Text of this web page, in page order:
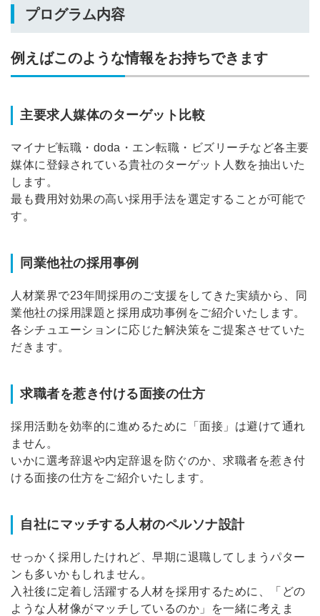
プログラム内容
例えばこのような情報をお持ちできます
主要求人媒体のターゲット比較
マイナビ転職・doda・エン転職・ビズリーチなど各主要
媒体に登録されている貴社のターゲット人数を抽出いた
します。
最も費用対効果の高い採用手法を選定することが可能で
す。
同業他社の採用事例
人材業界で23年間採用のご支援をしてきた実績から、同
業他社の採用課題と採用成功事例をご紹介いたします。
各シチュエーションに応じた解決策をご提案させていた
だきます。
求職者を惹き付ける面接の仕方
採用活動を効率的に進めるために「面接」は避けて通れ
ません。
いかに選考辞退や内定辞退を防ぐのか、求職者を惹き付
ける面接の仕方をご紹介いたします。
自社にマッチする人材のペルソナ設計
せっかく採用したけれど、早期に退職してしまうパター
ンも多いかもしれません。
入社後に定着し活躍する人材を採用するために、「どの
ような人材像がマッチしているのか」を一緒に考えま